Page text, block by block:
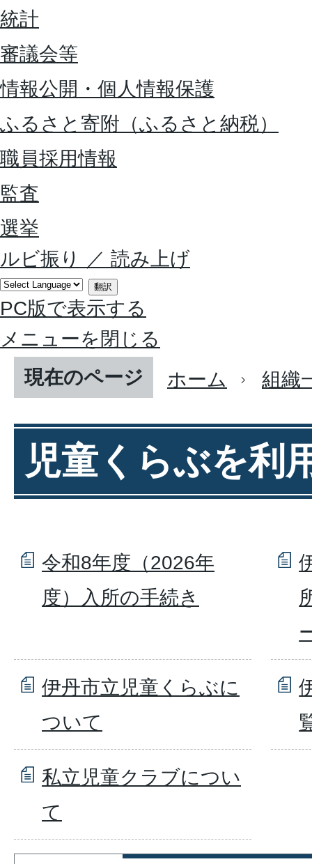
統計
審議会等
情報公開・個人情報保護
ふるさと寄附（ふるさと納税）
職員採用情報
監査
選挙
ルビ振り
／ 読み上げ
翻訳
PC版で表示する
メニューを閉じる
現在のページ
ホーム 組織
児童くらぶを利
令和8年度（2026年
度）入所の手続き
伊丹市立児童くらぶに
ついて
私立児童クラブについ
て